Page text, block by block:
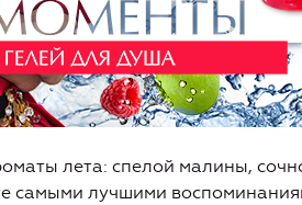
лета: спелой малины,
самыми лучшими